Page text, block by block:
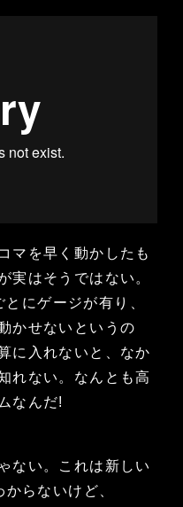
マを早く動かしたも
実はそうではない。
にゲージが有り、
かせないというの
に入れないと、なか
れない。なんとも高
なんだ!
ない。これは新しい
らないけど、